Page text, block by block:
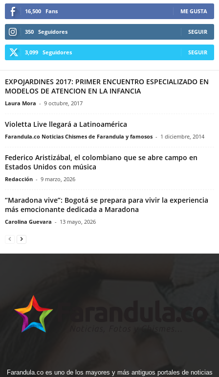
16,500 Fans ME GUSTA
350 Seguidores SEGUIR
3,099 Seguidores SEGUIR
EXPOJARDINES 2017: PRIMER ENCUENTRO ESPECIALIZADO EN
MODELOS DE ATENCION EN LA INFANCIA
Laura Mora - 9 octubre, 2017
Violetta Live llegará a Latinoamérica
Farandula.co Noticias Chismes de Farandula y famosos - 1 diciembre, 2014
Federico Aristizábal, el colombiano que se abre campo en
Estados Unidos con música
Redacción - 9 marzo, 2026
“Maradona vive”: Bogotá se prepara para vivir la experiencia
más emocionante dedicada a Maradona
Carolina Guevara - 13 mayo, 2026
Farandula.co es uno de los mayores y más antiguos portales de noticias